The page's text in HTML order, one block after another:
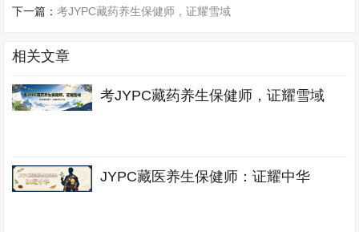
下一篇：考JYPC藏药养生保健师，证耀雪域
相关文章
考JYPC藏药养生保健师，证耀雪域
JYPC藏医养生保健师：证耀中华